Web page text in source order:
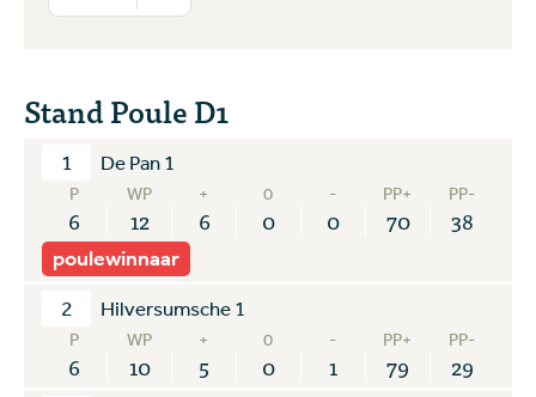
Stand Poule D1
1 De Pan 1
P WP + 0 - PP+ PP-
6 12 6 0 0 70 38
poulewinnaar
2 Hilversumsche 1
P WP + 0 - PP+ PP-
6 10 5 0 1 79 29